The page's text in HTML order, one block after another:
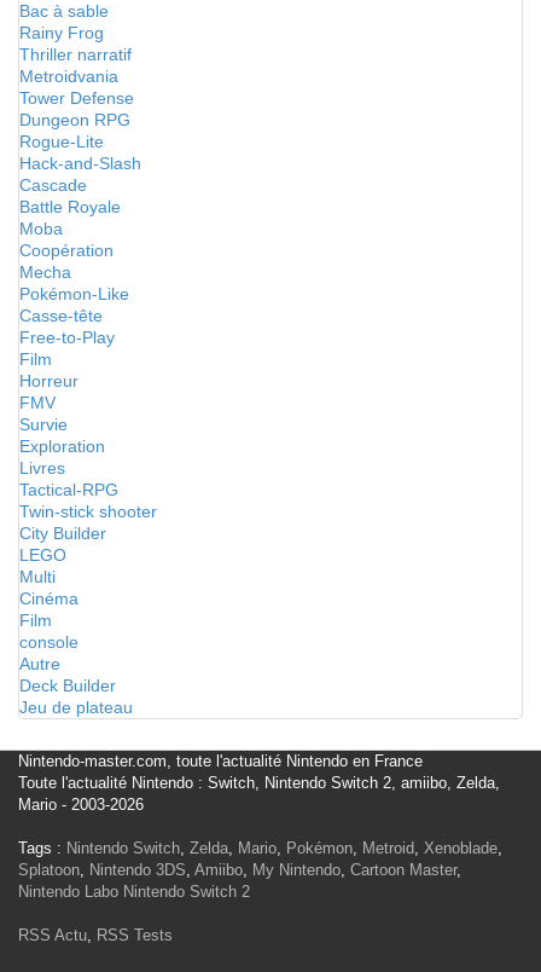
Bac à sable
Rainy Frog
Thriller narratif
Metroidvania
Tower Defense
Dungeon RPG
Rogue-Lite
Hack-and-Slash
Cascade
Battle Royale
Moba
Coopération
Mecha
Pokémon-Like
Casse-tête
Free-to-Play
Film
Horreur
FMV
Survie
Exploration
Livres
Tactical-RPG
Twin-stick shooter
City Builder
LEGO
Multi
Cinéma
Film
console
Autre
Deck Builder
Jeu de plateau
Nintendo-master.com, toute l'actualité Nintendo en France
Toute l'actualité Nintendo : Switch, Nintendo Switch 2, amiibo, Zelda,
Mario - 2003-2026
Tags : Nintendo Switch, Zelda, Mario, Pokémon, Metroid, Xenoblade,
Splatoon, Nintendo 3DS, Amiibo, My Nintendo, Cartoon Master,
Nintendo Labo Nintendo Switch 2
RSS Actu, RSS Tests